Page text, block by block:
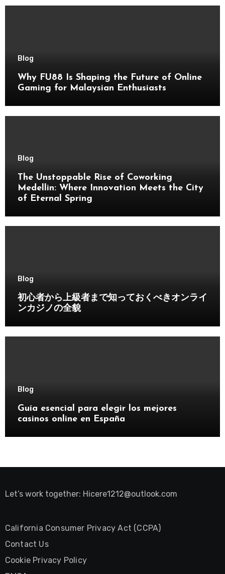
Blog
Why FU88 Is Shaping the Future of Online
Gaming for Malaysian Enthusiasts
Blog
The Unstoppable Rise of Coworking
Medellin: Where Innovation Meets the City
of Eternal Spring
Blog
初心者から上級者まで知っておくべきオンライ
ンカジノの全貌
Blog
Guía esencial para elegir los mejores
casinos online en España
Let’s work together: Hicere1212@outlook.com
California Consumer Privacy Act (CCPA)
Contact Us
Cookie Privacy Policy